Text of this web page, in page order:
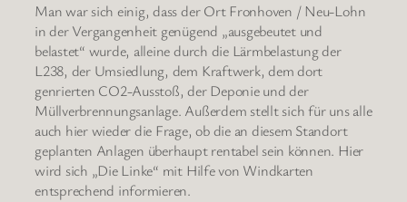
Man war sich einig, dass der Ort Fronhoven / Neu-Lohn
in der Vergangenheit genügend „ausgebeutet und
belastet“ wurde, alleine durch die Lärmbelastung der
L238, der Umsiedlung, dem Kraftwerk, dem dort
genrierten CO2-Ausstoß, der Deponie und der
Müllverbrennungsanlage. Außerdem stellt sich für uns alle
auch hier wieder die Frage, ob die an diesem Standort
geplanten Anlagen überhaupt rentabel sein können. Hier
wird sich „Die Linke“ mit Hilfe von Windkarten
entsprechend informieren.